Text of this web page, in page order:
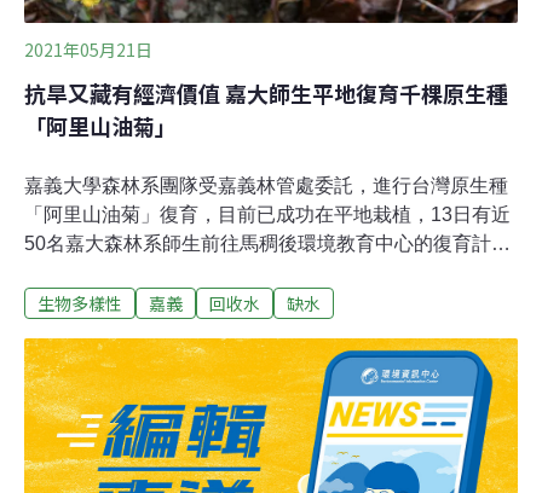
2021年05月21日
抗旱又藏有經濟價值 嘉大師生平地復育千棵原生種
「阿里山油菊」
嘉義大學森林系團隊受嘉義林管處委託，進行台灣原生種
「阿里山油菊」復育，目前已成功在平地栽植，13日有近
50名嘉大森林系師生前往馬稠後環境教育中心的復育計畫
系助理教授張坤城表示，計畫區已經佈設完成，水源是來
及甜度均更勝杭菊，是值得推廣復育的台灣原生種之一，
若計畫區栽植的1000棵油菊順利開花，未來有機會量產成
為當地特色農產。引回收水澆灌阿里山油菊 節省人力又節
水嘉大20日發布新聞稿表示，嘉大森林系團隊受嘉義林管
處委進行阿里山油菊復育，原預計在18日搭配「生物多樣
生物多樣性 嘉義 回收水 缺水